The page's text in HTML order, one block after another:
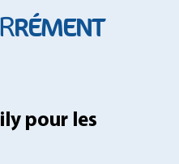
RÉMENT
pour les